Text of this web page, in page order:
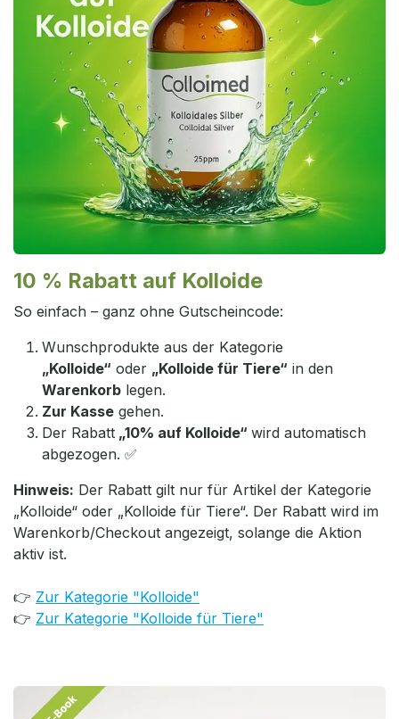
10 % Rabatt auf Kolloide
So einfach – ganz ohne Gutscheincode:
Wunschprodukte aus der Kategorie
„Kolloide“ oder „Kolloide für Tiere“ in den
Warenkorb legen.
Zur Kasse gehen.
Der Rabatt „10% auf Kolloide“ wird automatisch
abgezogen. ✅
Hinweis: Der Rabatt gilt nur für Artikel der Kategorie
„Kolloide“ oder „Kolloide für Tiere“. Der Rabatt wird im
Warenkorb/Checkout angezeigt, solange die Aktion
aktiv ist.
👉 Zur Kategorie "Kolloide"
👉 Zur Kategorie "Kolloide für Tiere"